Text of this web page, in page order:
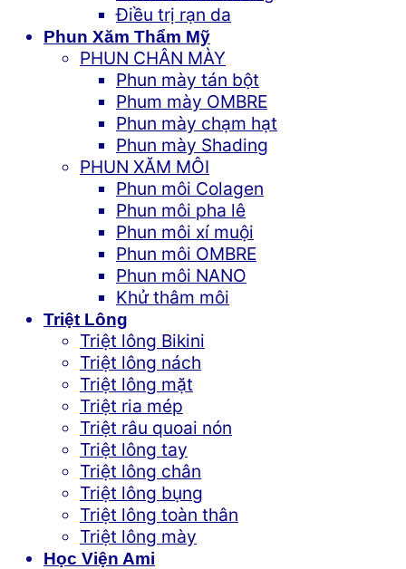
Điều trị rạn da
Phun Xăm Thẩm Mỹ
PHUN CHÂN MÀY
Phun mày tán bột
Phum mày OMBRE
Phun mày chạm hạt
Phun mày Shading
PHUN XĂM MÔI
Phun môi Colagen
Phun môi pha lê
Phun môi xí muội
Phun môi OMBRE
Phun môi NANO
Khử thâm môi
Triệt Lông
Triệt lông Bikini
Triệt lông nách
Triệt lông mặt
Triệt ria mép
Triệt râu quoai nón
Triệt lông tay
Triệt lông chân
Triệt lông bụng
Triệt lông toàn thân
Triệt lông mày
Học Viện Ami